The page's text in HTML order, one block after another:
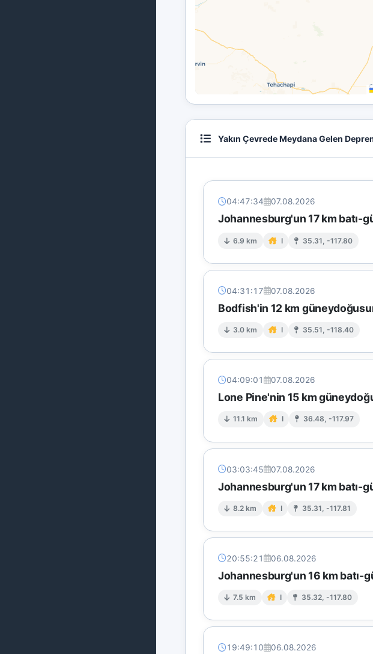
Yakın Çevrede Meydana Gelen
04:47:34 07.08.2026
Johannesburg'un 17 km batı-
6.9 km I 35.31, -117.80
04:31:17 07.08.2026
Bodfish'in 12 km
3.0 km I 35.51, -118.40
04:09:01 07.08.2026
Lone Pine'nin 15 km
11.1 km I 36.48, -117.97
03:03:45 07.08.2026
Johannesburg'un 17 km batı-
8.2 km I 35.31, -117.81
20:55:21 06.08.2026
Johannesburg'un 16 km batı-
7.5 km I 35.32, -117.80
19:49:10 06.08.2026